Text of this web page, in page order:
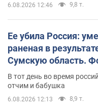
6.08.2026 12:46 9,8 т.
Ее убила Россия:
раненая в
Сумскую область.
В тот день во время
отчим и бабушка
6.08.2026 12:13 8,9 т.